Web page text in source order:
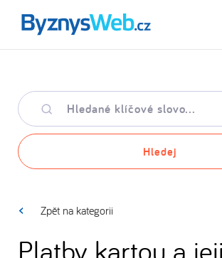
Hledané
klíčové
slovo
Hledej
Zpět na kategorii
Platby kartou a